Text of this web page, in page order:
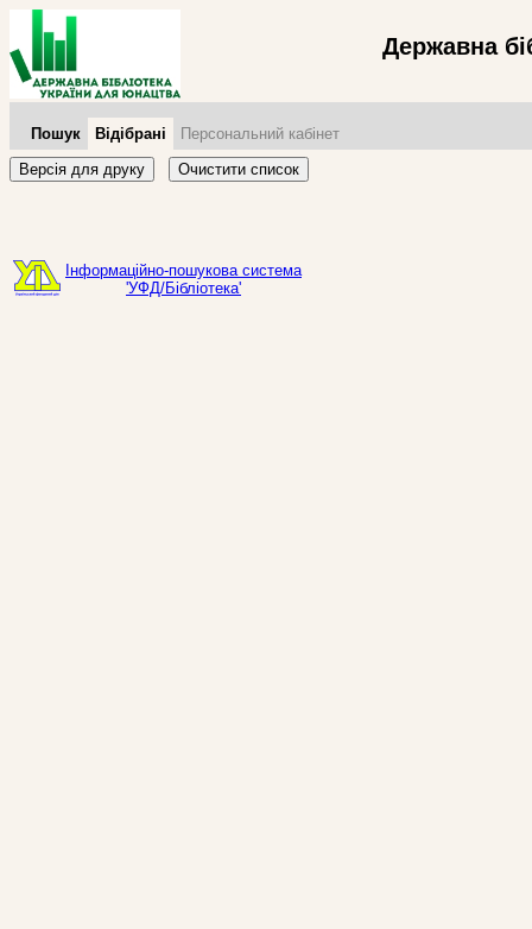
Державна
Пошук Відібрані
Персональний кабінет
Версія для друку
Очистити список
Інформаційно-пошукова система
'УФД/Бібліотека'